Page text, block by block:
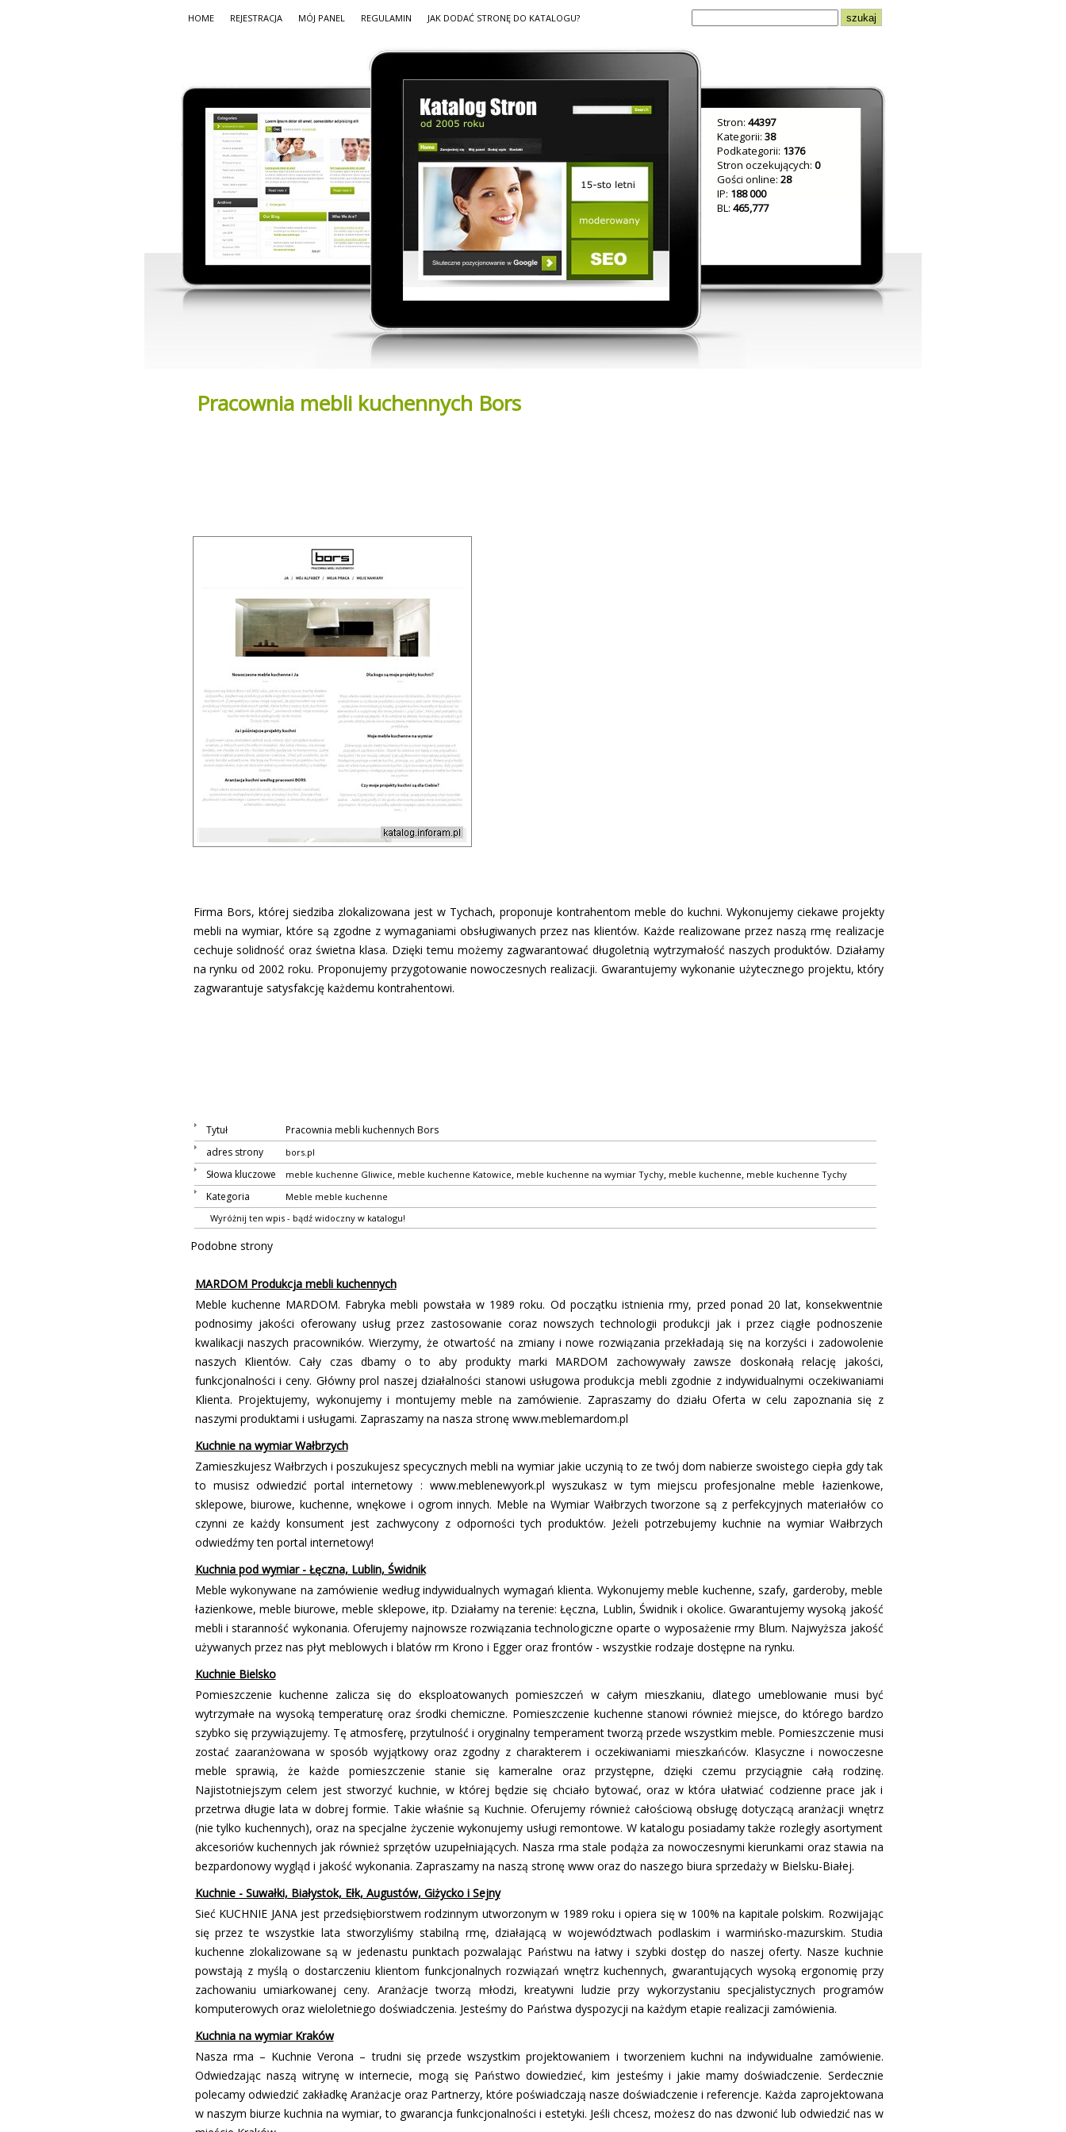
HOME REJESTRACJA MÓJ PANEL REGULAMIN JAK DODAĆ STRONĘ DO KATALOGU?
Stron: 44397
Kategorii: 38
Podkategorii: 1376
Stron oczekujących: 0
Gości online: 28
IP: 188 000
BL: 465,777
Pracownia mebli kuchennych Bors
Firma Bors, której siedziba zlokalizowana jest w Tychach, proponuje kontrahentom meble do kuchni. Wykonujemy ciekawe projekty
mebli na wymiar, które są zgodne z wymaganiami obsługiwanych przez nas klientów. Każde realizowane przez naszą firmę realizacje
cechuje solidność oraz świetna klasa. Dzięki temu możemy zagwarantować długoletnią wytrzymałość naszych produktów. Działamy
na rynku od 2002 roku. Proponujemy przygotowanie nowoczesnych realizacji. Gwarantujemy wykonanie użytecznego projektu, który
zagwarantuje satysfakcję każdemu kontrahentowi.
Tytuł
Pracownia mebli kuchennych Bors
adres strony
bors.pl
Słowa kluczowe meble kuchenne Gliwice, meble kuchenne Katowice, meble kuchenne na wymiar Tychy, meble kuchenne, meble kuchenne Tychy
Kategoria Meble meble kuchenne
Wyróżnij ten wpis - bądź widoczny w katalogu!
Podobne strony
MARDOM Produkcja mebli kuchennych
Meble kuchenne MARDOM. Fabryka mebli powstała w 1989 roku. Od początku istnienia firmy, przed ponad 20 lat, konsekwentnie
podnosimy jakości oferowany usług przez zastosowanie coraz nowszych technologii produkcji jak i przez ciągłe podnoszenie
kwalifikacji naszych pracowników. Wierzymy, że otwartość na zmiany i nowe rozwiązania przekładają się na korzyści i zadowolenie
naszych Klientów. Cały czas dbamy o to aby produkty marki MARDOM zachowywały zawsze doskonałą relację jakości,
funkcjonalności i ceny. Główny profil naszej działalności stanowi usługowa produkcja mebli zgodnie z indywidualnymi oczekiwaniami
Klienta. Projektujemy, wykonujemy i montujemy meble na zamówienie. Zapraszamy do działu Oferta w celu zapoznania się z
naszymi produktami i usługami. Zapraszamy na nasza stronę www.meblemardom.pl
Kuchnie na wymiar Wałbrzych
Zamieszkujesz Wałbrzych i poszukujesz specyficznych mebli na wymiar jakie uczynią to ze twój dom nabierze swoistego ciepła gdy tak
to musisz odwiedzić portal internetowy : www.meblenewyork.pl wyszukasz w tym miejscu profesjonalne meble łazienkowe,
sklepowe, biurowe, kuchenne, wnękowe i ogrom innych. Meble na Wymiar Wałbrzych tworzone są z perfekcyjnych materiałów co
czynni ze każdy konsument jest zachwycony z odporności tych produktów. Jeżeli potrzebujemy kuchnie na wymiar Wałbrzych
odwiedźmy ten portal internetowy!
Kuchnia pod wymiar - Łęczna, Lublin, Świdnik
Meble wykonywane na zamówienie według indywidualnych wymagań klienta. Wykonujemy meble kuchenne, szafy, garderoby, meble
łazienkowe, meble biurowe, meble sklepowe, itp. Działamy na terenie: Łęczna, Lublin, Świdnik i okolice. Gwarantujemy wysoką jakość
mebli i staranność wykonania. Oferujemy najnowsze rozwiązania technologiczne oparte o wyposażenie firmy Blum. Najwyższa jakość
używanych przez nas płyt meblowych i blatów firm Krono i Egger oraz frontów - wszystkie rodzaje dostępne na rynku.
Kuchnie Bielsko
Pomieszczenie kuchenne zalicza się do eksploatowanych pomieszczeń w całym mieszkaniu, dlatego umeblowanie musi być
wytrzymałe na wysoką temperaturę oraz środki chemiczne. Pomieszczenie kuchenne stanowi również miejsce, do którego bardzo
szybko się przywiązujemy. Tę atmosferę, przytulność i oryginalny temperament tworzą przede wszystkim meble. Pomieszczenie musi
zostać zaaranżowana w sposób wyjątkowy oraz zgodny z charakterem i oczekiwaniami mieszkańców. Klasyczne i nowoczesne
meble sprawią, że każde pomieszczenie stanie się kameralne oraz przystępne, dzięki czemu przyciągnie całą rodzinę.
Najistotniejszym celem jest stworzyć kuchnie, w której będzie się chciało bytować, oraz w która ułatwiać codzienne prace jak i
przetrwa długie lata w dobrej formie. Takie właśnie są Kuchnie. Oferujemy również całościową obsługę dotyczącą aranżacji wnętrz
(nie tylko kuchennych), oraz na specjalne życzenie wykonujemy usługi remontowe. W katalogu posiadamy także rozległy asortyment
akcesoriów kuchennych jak również sprzętów uzupełniających. Nasza firma stale podąża za nowoczesnymi kierunkami oraz stawia na
bezpardonowy wygląd i jakość wykonania. Zapraszamy na naszą stronę www oraz do naszego biura sprzedaży w Bielsku-Białej.
Kuchnie - Suwałki, Białystok, Ełk, Augustów, Giżycko i Sejny
Sieć KUCHNIE JANA jest przedsiębiorstwem rodzinnym utworzonym w 1989 roku i opiera się w 100% na kapitale polskim. Rozwijając
się przez te wszystkie lata stworzyliśmy stabilną firmę, działającą w województwach podlaskim i warmińsko-mazurskim. Studia
kuchenne zlokalizowane są w jedenastu punktach pozwalając Państwu na łatwy i szybki dostęp do naszej oferty. Nasze kuchnie
powstają z myślą o dostarczeniu klientom funkcjonalnych rozwiązań wnętrz kuchennych, gwarantujących wysoką ergonomię przy
zachowaniu umiarkowanej ceny. Aranżacje tworzą młodzi, kreatywni ludzie przy wykorzystaniu specjalistycznych programów
komputerowych oraz wieloletniego doświadczenia. Jesteśmy do Państwa dyspozycji na każdym etapie realizacji zamówienia.
Kuchnia na wymiar Kraków
Nasza firma – Kuchnie Verona – trudni się przede wszystkim projektowaniem i tworzeniem kuchni na indywidualne zamówienie.
Odwiedzając naszą witrynę w internecie, mogą się Państwo dowiedzieć, kim jesteśmy i jakie mamy doświadczenie. Serdecznie
polecamy odwiedzić zakładkę Aranżacje oraz Partnerzy, które poświadczają nasze doświadczenie i referencje. Każda zaprojektowana
w naszym biurze kuchnia na wymiar, to gwarancja funkcjonalności i estetyki. Jeśli chcesz, możesz do nas dzwonić lub odwiedzić nas w